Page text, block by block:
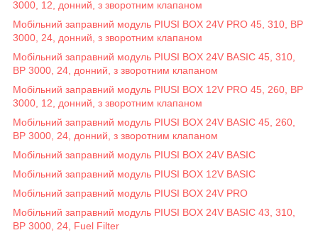
3000, 12, донний, з зворотним клапаном
Мобільний заправний модуль PIUSI BOX 24V PRO 45, 310, BP
3000, 24, донний, з зворотним клапаном
Мобільний заправний модуль PIUSI BOX 24V BASIC 45, 310,
BP 3000, 24, донний, з зворотним клапаном
Мобільний заправний модуль PIUSI BOX 12V PRO 45, 260, BP
3000, 12, донний, з зворотним клапаном
Мобільний заправний модуль PIUSI BOX 24V BASIC 45, 260,
BP 3000, 24, донний, з зворотним клапаном
Мобільний заправний модуль PIUSI BOX 24V BASIC
Мобільний заправний модуль PIUSI BOX 12V BASIC
Мобільний заправний модуль PIUSI BOX 24V PRO
Мобільний заправний модуль PIUSI BOX 24V BASIC 43, 310,
BP 3000, 24, Fuel Filter